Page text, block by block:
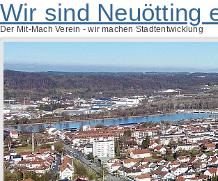
Wir sind Neuötting
Der Mit-Mach Verein - wir machen Stadtentwicklung